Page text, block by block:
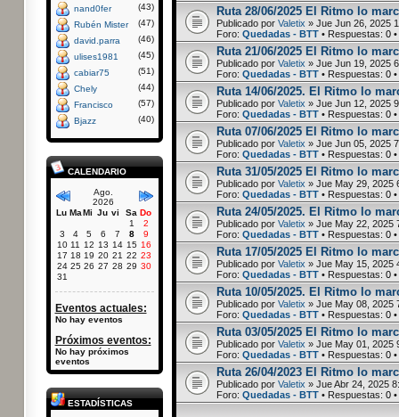
nand0fer
(43)
Rubén Mister
(47)
david.parra
(46)
ulises1981
(45)
cabiar75
(51)
Chely
(44)
Francisco
(57)
Bjazz
(40)
CALENDARIO
Ago.
2026
Lu MaMi Ju vi Sa Do
1
2
3
4 5 6 7 8
9
10 11 12 13 14 15 16
17 18 19 20 21 22 23
24 25 26 27 28 29 30
31
Eventos actuales:
No hay eventos
Próximos eventos:
No hay próximos
eventos
ESTADÍSTICAS
Ruta 28/06/2025 El Ritmo lo
Publicado por Valetix » Jue Jun 26, 2025
Foro: Quedadas - BTT• Respuestas: 0•
Ruta 21/06/2025 El Ritmo lo
Publicado por Valetix » Jue Jun 19, 2025
Foro: Quedadas - BTT• Respuestas: 0•
Ruta 14/06/2025. El Ritmo lo
Publicado por Valetix » Jue Jun 12, 2025
Foro: Quedadas - BTT• Respuestas: 0•
Ruta 07/06/2025 El Ritmo lo
Publicado por Valetix » Jue Jun 05, 2025
Foro: Quedadas - BTT• Respuestas: 0•
Ruta 31/05/2025 El Ritmo lo
Publicado por Valetix » Jue May 29, 2025
Foro: Quedadas - BTT• Respuestas: 0•
Ruta 24/05/2025. El Ritmo lo
Publicado por Valetix » Jue May 22, 2025
Foro: Quedadas - BTT• Respuestas: 0•
Ruta 17/05/2025 El Ritmo lo
Publicado por Valetix » Jue May 15, 2025
Foro: Quedadas - BTT• Respuestas: 0•
Ruta 10/05/2025. El Ritmo lo
Publicado por Valetix » Jue May 08, 2025
Foro: Quedadas - BTT• Respuestas: 0•
Ruta 03/05/2025 El Ritmo lo
Publicado por Valetix » Jue May 01, 2025
Foro: Quedadas - BTT• Respuestas: 0•
Ruta 26/04/2023 El Ritmo lo
Publicado por Valetix » Jue Abr 24, 2025
Foro: Quedadas - BTT• Respuestas: 0•